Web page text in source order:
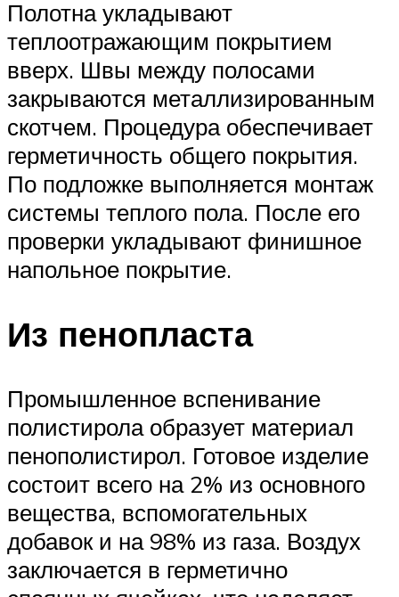
Полотна укладывают
теплоотражающим покрытием
вверх. Швы между полосами
закрываются металлизированным
скотчем. Процедура обеспечивает
герметичность общего покрытия.
По подложке выполняется монтаж
системы теплого пола. После его
проверки укладывают финишное
напольное покрытие.
Из пенопласта
Промышленное вспенивание
полистирола образует материал
пенополистирол. Готовое изделие
состоит всего на 2% из основного
вещества, вспомогательных
добавок и на 98% из газа. Воздух
заключается в герметично